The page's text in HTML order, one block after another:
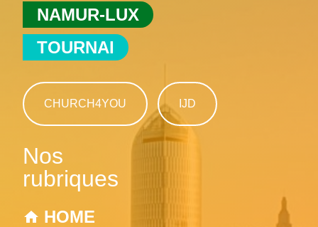
NAMUR-LUX
TOURNAI
CHURCH4YOU IJD
Nos
rubriques
HOME